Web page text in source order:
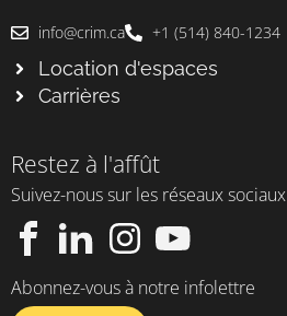
info@crim.ca +1 (514) 840-1234
Location d'espaces
Carrières
Restez à l'affût
Suivez-nous sur les réseaux sociaux
Abonnez-vous à notre infolettre​